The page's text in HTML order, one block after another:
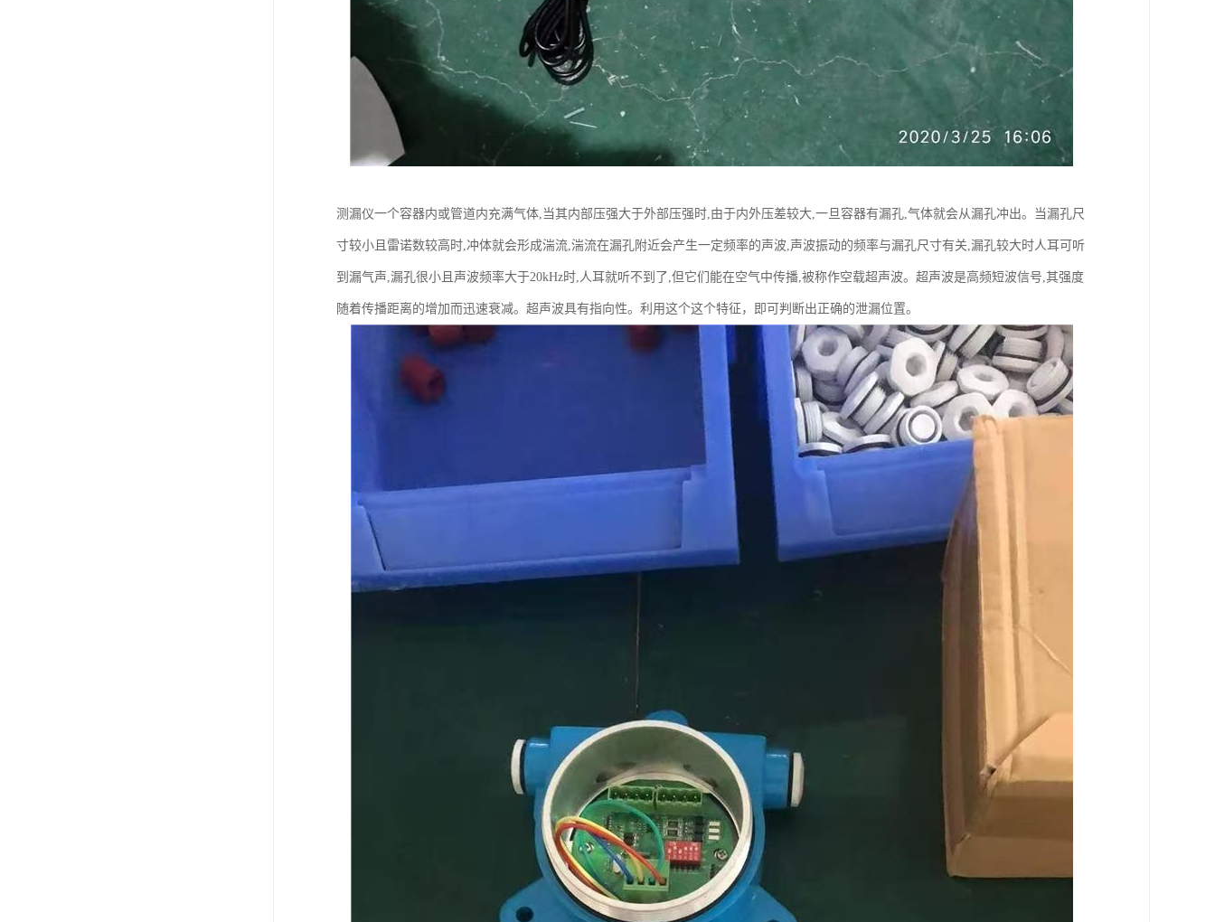
测漏仪一个容器内或管道内充满气体,当其内部压强大于外部压强时,由于内外压差较大,一旦容器有漏孔,气体就会从漏孔冲出。当漏孔尺
寸较小且雷诺数较高时,冲体就会形成湍流,湍流在漏孔附近会产生一定频率的声波,声波振动的频率与漏孔尺寸有关,漏孔较大时人耳可听
到漏气声,漏孔很小且声波频率大于20kHz时,人耳就听不到了,但它们能在空气中传播,被称作空载超声波。超声波是高频短波信号,其强度
随着传播距离的增加而迅速衰减。超声波具有指向性。利用这个这个特征，即可判断出正确的泄漏位置。